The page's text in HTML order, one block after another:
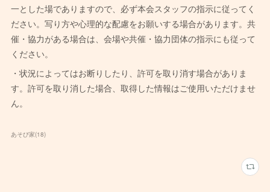
一とした場でありますので、必ず本会スタッフの指示に従ってく
ださい。写り方や心理的な配慮をお願いする場合があります。共
催・協力がある場合は、会場や共催・協力団体の指示にも従って
ください。
・状況によってはお断りしたり、許可を取り消す場合がありま
す。許可を取り消した場合、取得した情報はご使用いただけませ
ん。
あそび家(18)